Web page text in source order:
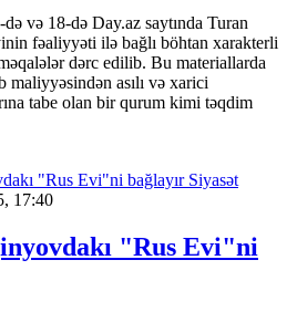
və 18-də Day.az saytında Turan
fəaliyyəti ilə bağlı böhtan xarakterli
dərc edilib. Bu materiallarda
asılı və xarici
tabe olan bir qurum kimi təqdim
Siyasət
17:40
"Rus Evi"ni